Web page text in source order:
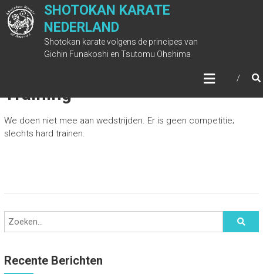
naar
de
SHOTOKAN KARATE
NEDERLAND
Shotokan karate volgens de principes van
Gichin Funakoshi en Tsutomu Ohshima
Training
We doen niet mee aan wedstrijden. Er is geen competitie;
slechts hard trainen.
Recente Berichten